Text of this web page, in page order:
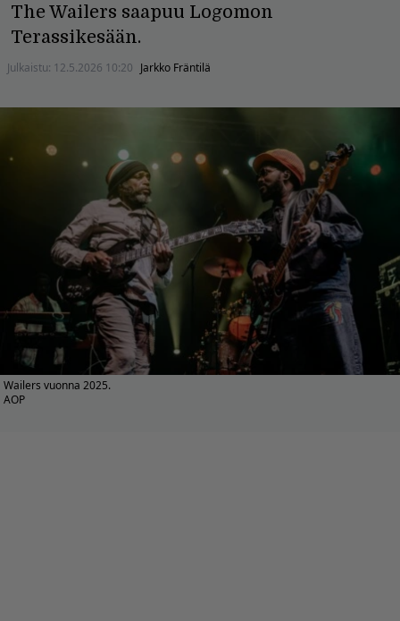
The Wailers saapuu Logomon
Terassikesään.
Julkaistu: 12.5.2026 10:20 Jarkko Fräntilä
Wailers vuonna 2025.
AOP